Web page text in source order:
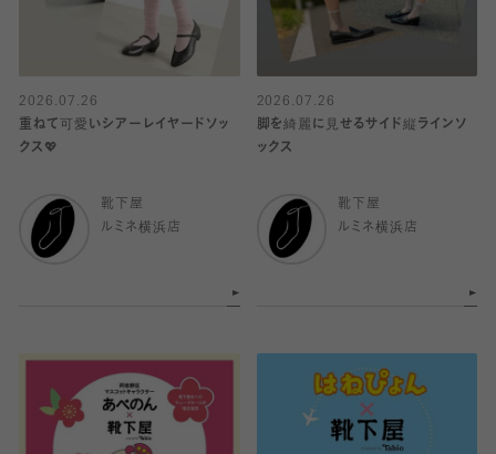
2026.07.26
重ねて可愛いシアーレイヤードソッ
クス💖
靴下屋
ルミネ横浜店
2026.07.26
脚を綺麗に見せるサイド縦ラインソ
ックス
靴下屋
ルミネ横浜店